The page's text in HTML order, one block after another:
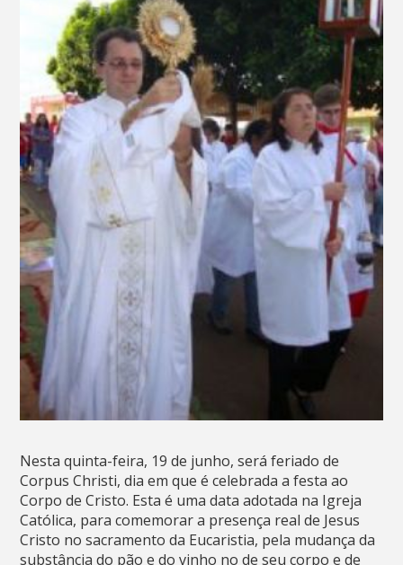
Nesta quinta-feira, 19 de junho, será feriado de
Corpus Christi, dia em que é celebrada a festa ao
Corpo de Cristo. Esta é uma data adotada na Igreja
Católica, para comemorar a presença real de Jesus
Cristo no sacramento da Eucaristia, pela mudança da
substância do pão e do vinho no de seu corpo e de